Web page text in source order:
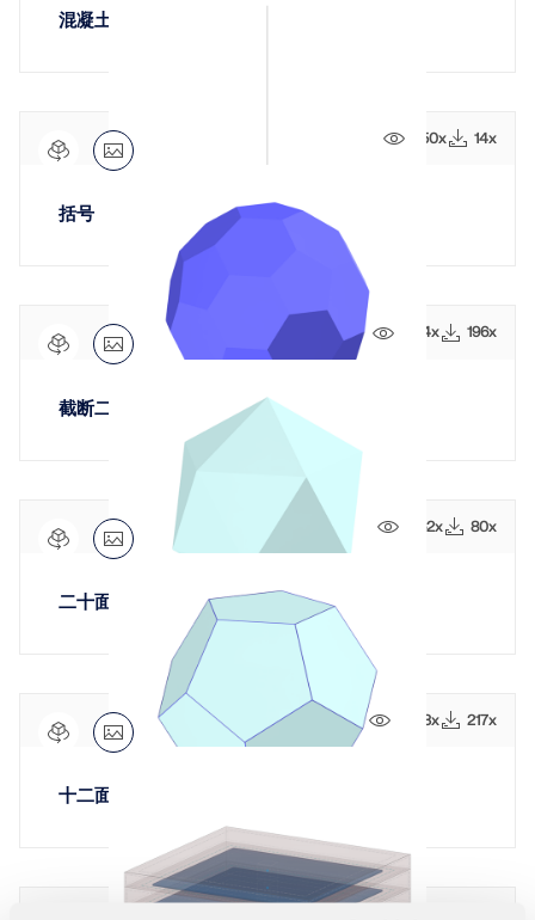
混凝土拱形结构
450x 14x
括号
1584x 196x
截断二十面体
1762x 80x
二十面体
2943x 217x
十二面体